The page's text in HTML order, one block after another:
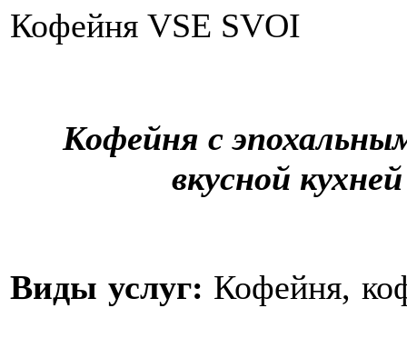
Кофейня VSE SVOI
Кофейня с
вкусной
Виды услуг: Кофейня,